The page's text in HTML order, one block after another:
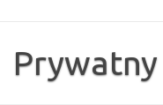
treściPrywatny